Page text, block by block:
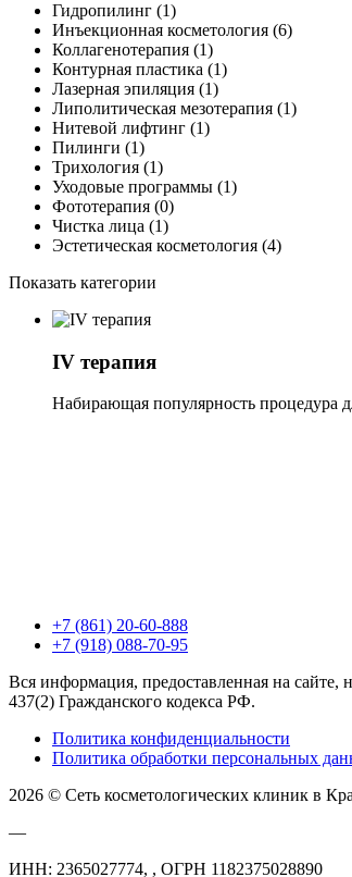
Гидропилинг (1)
Инъекционная косметология (6)
Коллагенотерапия (1)
Контурная пластика (1)
Лазерная эпиляция (1)
Липолитическая мезотерапия (1)
Нитевой лифтинг (1)
Пилинги (1)
Трихология (1)
Уходовые программы (1)
Фототерапия (0)
Чистка лица (1)
Эстетическая косметология (4)
Показать категории
IV терапия
Набирающая популярность процедура
+7 (861) 20-60-888
+7 (918) 088-70-95
Вся информация, предоставленная на
437(2) Гражданского кодекса РФ.
Политика конфиденциальности
Политика обработки персональных
2026 © Сеть косметологических клиник в
—
ИНН: 2365027774, , ОГРН 1182375028890